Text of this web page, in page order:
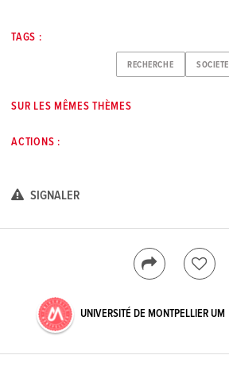
TAGS :
RECHERCHE SOCIETE
SUR LES MÊMES THÈMES
ACTIONS :
SIGNALER
UNIVERSITÉ DE MONTPELLIER UM